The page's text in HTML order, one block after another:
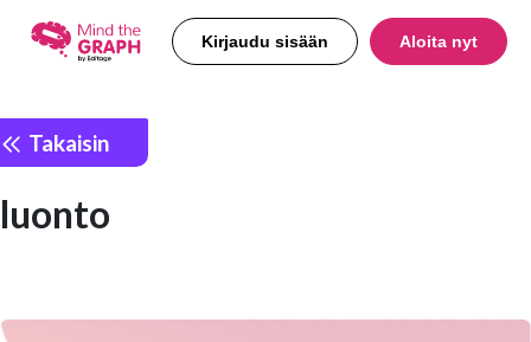
Kirjaudu sisään Aloita nyt
Takaisin
luonto